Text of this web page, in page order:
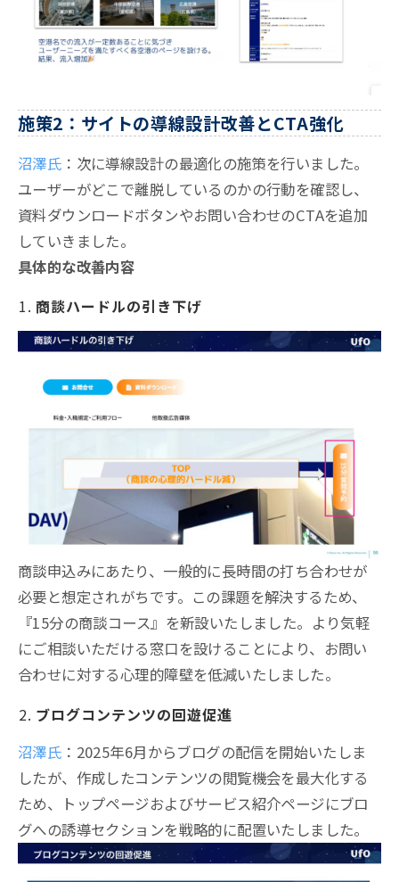
施策2：サイトの導線設計改善とCTA強化
沼澤氏 ：次に導線設計の最適化の施策を行いました。
ユーザーがどこで離脱しているのかの行動を確認し、
資料ダウンロードボタンやお問い合わせのCTAを追加
していきました。
具体的な改善内容
商談ハードルの引き下げ
商談申込みにあたり、一般的に長時間の打ち合わせが
必要と想定されがちです。この課題を解決するため、
『15分の商談コース』を新設いたしました。より気軽
にご相談いただける窓口を設けることにより、お問い
合わせに対する心理的障壁を低減いたしました。
ブログコンテンツの回遊促進
沼澤氏 ：2025年6月からブログの配信を開始いたしま
したが、作成したコンテンツの閲覧機会を最大化する
ため、トップページおよびサービス紹介ページにブロ
グへの誘導セクションを戦略的に配置いたしました。